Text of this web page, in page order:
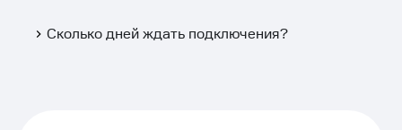
Сколько дней ждать подключения?